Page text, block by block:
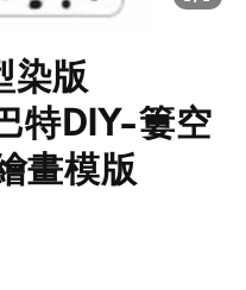
版
特DIY-簍空
畫模版